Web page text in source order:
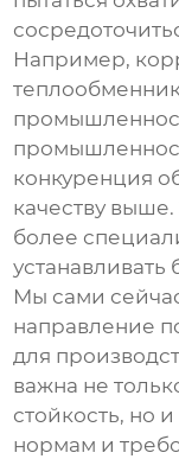
Например,
конкуренция
качеству выше.
более
устанавливать
Мы сами
направление
для
важна не
стойкость, но
нормам и